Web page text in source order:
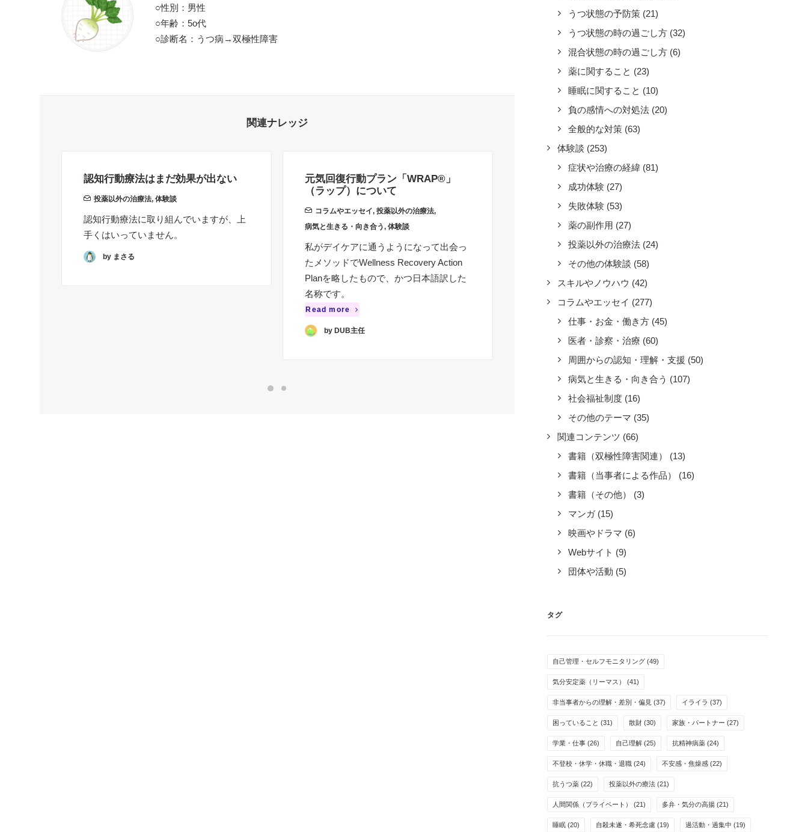
○性別：男性
○年齢：5o代
○診断名：うつ病→双極性障害
関連ナレッジ
認知行動療法はまだ効果が出ない
投薬以外の治療法, 体験談
認知行動療法に取り組んでいますが、上
手くはいっていません。
by まさる
元気回復行動プラン「WRAP®」
（ラップ）について
コラムやエッセイ, 投薬以外の治療法,
病気と生きる・向き合う, 体験談
私がデイケアに通うようになって出会っ
たメソッドでWellness Recovery Action
Planを略したもので、かつ日本語訳した
名称です。
Read more
by DUB主任
ソミア」
その他の症状, 投薬以外の治療法
不安や焦り、ストレスなどを感じている
時に、左の脇腹辺りに不快感というか、
ジワ～っと内側から何かが分泌されてい
るような感覚に
うつ状態の予防策 (21)
うつ状態の時の過ごし方 (32)
混合状態の時の過ごし方 (6)
薬に関すること (23)
睡眠に関すること (10)
負の感情への対処法 (20)
全般的な対策 (63)
体験談 (253)
症状や治療の経緯 (81)
成功体験 (27)
失敗体験 (53)
薬の副作用 (27)
投薬以外の治療法 (24)
その他の体験談 (58)
スキルやノウハウ (42)
コラムやエッセイ (277)
仕事・お金・働き方 (45)
医者・診察・治療 (60)
周囲からの認知・理解・支援 (50)
病気と生きる・向き合う (107)
社会福祉制度 (16)
その他のテーマ (35)
関連コンテンツ (66)
書籍（双極性障害関連）
(13)
書籍（当事者による作品）
(16)
書籍（その他）
(3)
マンガ (15)
映画やドラマ (6)
Webサイト (9)
団体や活動 (5)
タグ
自己管理・セルフモニタリング (49)
気分安定薬（リーマス） (41)
非当事者からの理解・差別・偏見 (37) イライラ (37)
困っていること (31) 散財 (30) 家族・パートナー (27)
学業・仕事 (26) 自己理解 (25) 抗精神病薬 (24)
不登校・休学・休職・退職 (24) 不安感・焦燥感 (22)
抗うつ薬 (22) 投薬以外の療法 (21)
人間関係（プライベート） (21) 多弁・気分の高揚 (21)
睡眠 (20) 自殺未遂・希死念慮 (19) 過活動・過集中 (19)